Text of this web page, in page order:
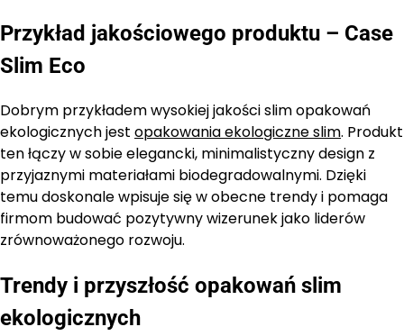
Przykład jakościowego produktu – Case
Slim Eco
Dobrym przykładem wysokiej jakości slim opakowań
ekologicznych jest opakowania ekologiczne slim. Produkt
ten łączy w sobie elegancki, minimalistyczny design z
przyjaznymi materiałami biodegradowalnymi. Dzięki
temu doskonale wpisuje się w obecne trendy i pomaga
firmom budować pozytywny wizerunek jako liderów
zrównoważonego rozwoju.
Trendy i przyszłość opakowań slim
ekologicznych